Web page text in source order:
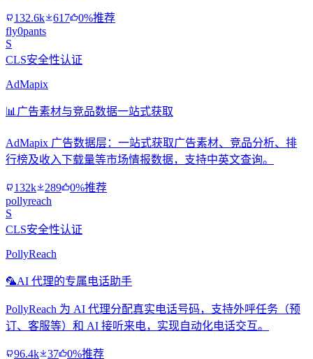
132.6k 617
0%推荐
fly0pants
S
CLS安全性认证
AdMapix
📊 广告素材与竞品数据一站式获取
AdMapix 广告数据层：一站式获取广告素材、竞品分析、排
行榜及收入下载量等市场情报数据，支持中英文查询。
132k 289
0%推荐
pollyreach
S
CLS安全性认证
PollyReach
🦜AI 代理的专属电话助手
PollyReach 为 AI 代理分配真实电话号码，支持外呼任务（预
订、客服等）和 AI 接听来电，实现自动化电话交互。
96.4k 37 0%推荐